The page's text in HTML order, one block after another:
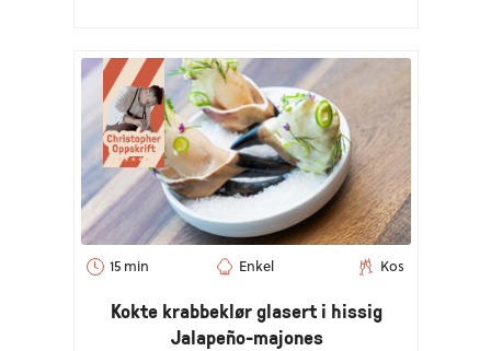
15 min Enkel Kos
Kokte krabbeklør glasert i hissig
Jalapeño-majones